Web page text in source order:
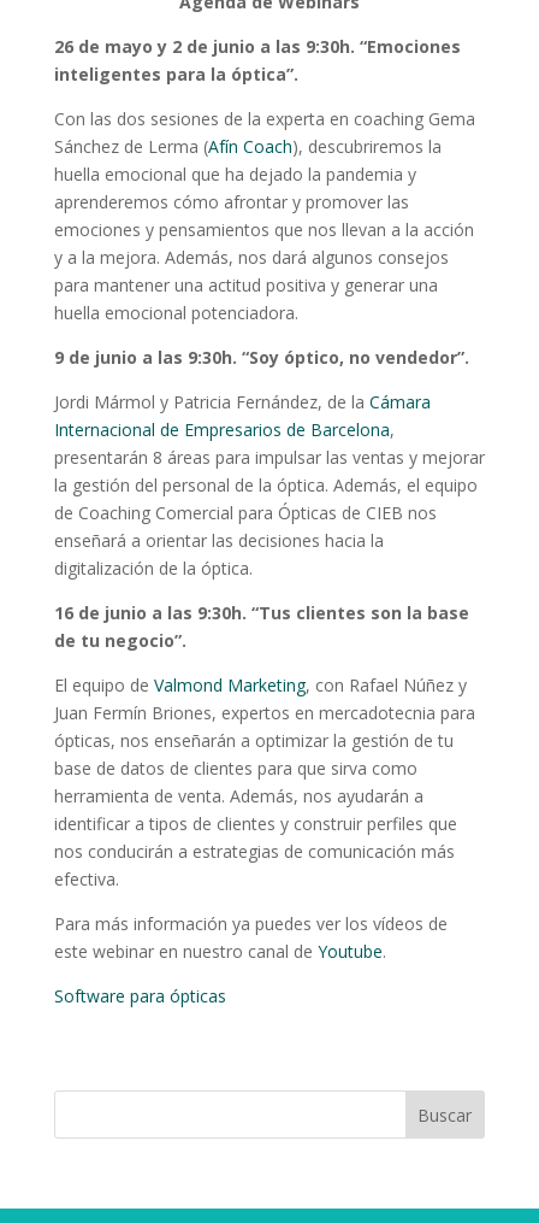
26 de mayo y 2 de junio a las 9:30h. “Emociones
inteligentes para la óptica”.
Con las dos sesiones de la experta en coaching Gema
Sánchez de Lerma (Afín Coach), descubriremos la
huella emocional que ha dejado la pandemia y
aprenderemos cómo afrontar y promover las
emociones y pensamientos que nos llevan a la acción
y a la mejora. Además, nos dará algunos consejos
para mantener una actitud positiva y generar una
huella emocional potenciadora.
9 de junio a las 9:30h. “Soy óptico, no vendedor”.
Jordi Mármol y Patricia Fernández, de la Cámara
Internacional de Empresarios de Barcelona,
presentarán 8 áreas para impulsar las ventas y mejorar
la gestión del personal de la óptica. Además, el equipo
de Coaching Comercial para Ópticas de CIEB nos
enseñará a orientar las decisiones hacia la
digitalización de la óptica.
16 de junio a las 9:30h. “Tus clientes son la base
de tu negocio”.
El equipo de Valmond Marketing, con Rafael Núñez y
Juan Fermín Briones, expertos en mercadotecnia para
ópticas, nos enseñarán a optimizar la gestión de tu
base de datos de clientes para que sirva como
herramienta de venta. Además, nos ayudarán a
identificar a tipos de clientes y construir perfiles que
nos conducirán a estrategias de comunicación más
efectiva.
Para más información ya puedes ver los vídeos de
este webinar en nuestro canal de Youtube.
Software para ópticas
Buscar